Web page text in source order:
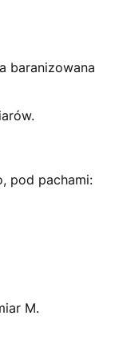
baranizowana
pod pachami:
M.